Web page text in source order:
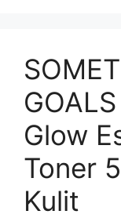
Glow
Toner
Kulit